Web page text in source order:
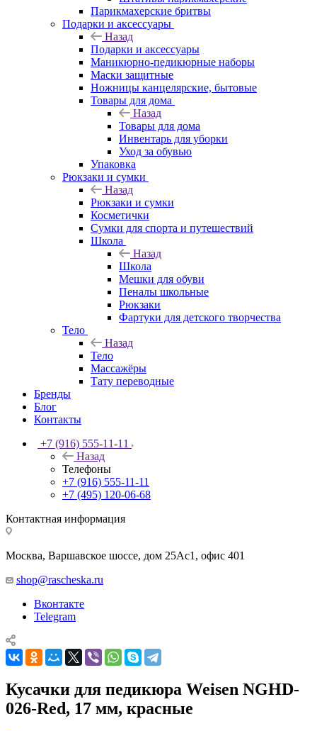
Парикмахерские бритвы
Подарки и аксессуары
Назад
Подарки и аксессуары
Маникюрно-педикюрные наборы
Маски защитные
Ножницы канцелярские, бытовые
Товары для дома
Назад
Товары для дома
Инвентарь для уборки
Уход за обувью
Упаковка
Рюкзаки и сумки
Назад
Рюкзаки и сумки
Косметички
Сумки для спорта и путешествий
Школа
Назад
Школа
Мешки для обуви
Пеналы школьные
Рюкзаки
Фартуки для детского творчества
Тело
Назад
Тело
Массажёры
Тату переводные
Бренды
Блог
Контакты
+7 (916) 555-11-11
Назад
Телефоны
+7 (916) 555-11-11
+7 (495) 120-06-68
Контактная информация
Москва, Варшавское шоссе, дом 25Аc1, офис 401
shop@rascheska.ru
Вконтакте
Telegram
Кусачки для педикюра Weisen NGHD-
026-Red, 17 мм, красные